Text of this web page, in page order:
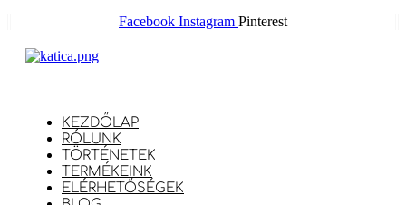
Facebook Instagram Pinterest
KEZDŐLAP
RÓLUNK
TÖRTÉNETEK
TERMÉKEINK
ELÉRHETŐSÉGEK